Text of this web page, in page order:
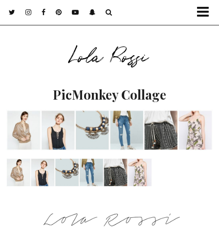
Lola Rossi
PicMonkey Collage